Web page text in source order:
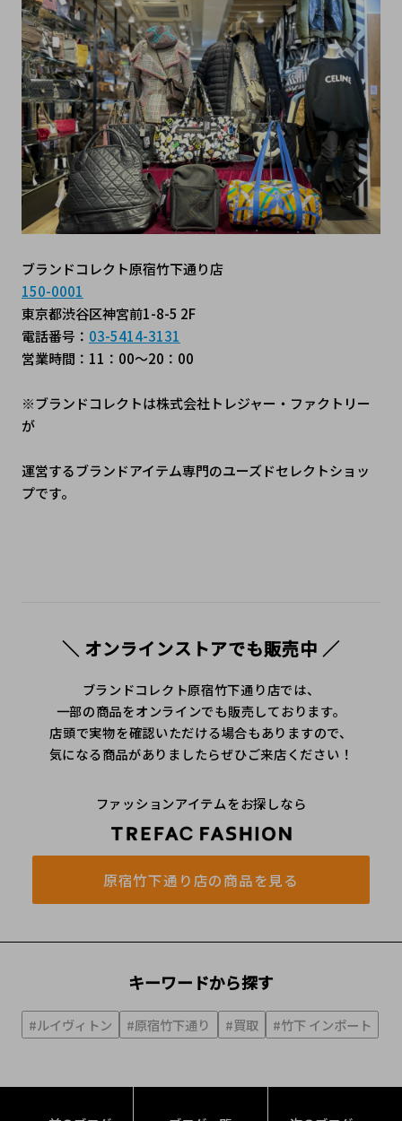
ブランドコレクト原宿竹下通り店
150-0001
東京都渋谷区神宮前1-8-5 2F
電話番号： 03-5414-3131
営業時間：11：00～20：00
※ブランドコレクトは株式会社トレジャー・ファクトリー
が
運営するブランドアイテム専門のユーズドセレクトショッ
プです。
＼ オンラインストアでも販売中 ／
ブランドコレクト原宿竹下通り店では、
一部の商品をオンラインでも販売しております。
店頭で実物を確認いただける場合もありますので、
気になる商品がありましたらぜひご来店ください！
ファッションアイテムをお探しなら
原宿竹下通り店の商品を見る
キーワードから探す
#ルイヴィトン #原宿竹下通り #買取 #竹下 インポート